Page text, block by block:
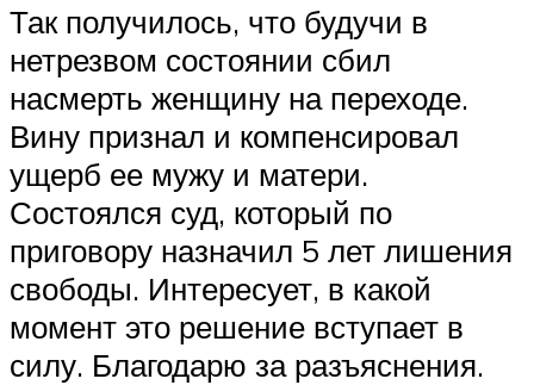
Так получилось, что будучи в
нетрезвом состоянии сбил
насмерть женщину на переходе.
Вину признал и компенсировал
ущерб ее мужу и матери.
Состоялся суд, который по
приговору назначил 5 лет лишения
свободы. Интересует, в какой
момент это решение вступает в
силу. Благодарю за разъяснения.